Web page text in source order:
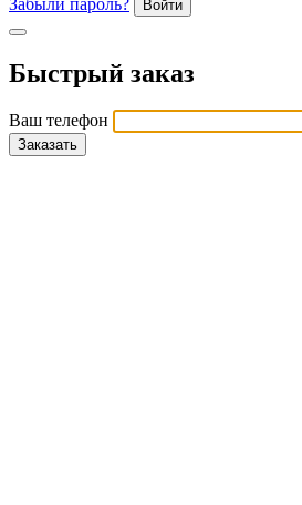
Войти
Быстрый заказ
Ваш телефон
Заказать